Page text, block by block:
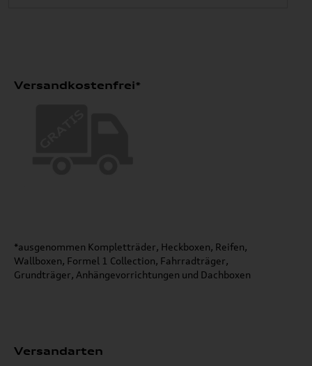
Versandkostenfrei*
*ausgenommen Kompletträder, Heckboxen, Reifen,
Wallboxen, Formel 1 Collection, Fahrradträger,
Grundträger, Anhängevorrichtungen und Dachboxen
Versandarten